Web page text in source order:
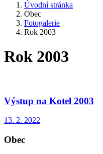
Úvodní stránka
Obec
Fotogalerie
Rok 2003
Rok 2003
Výstup na Kotel 2003
13. 2. 2022
Obec